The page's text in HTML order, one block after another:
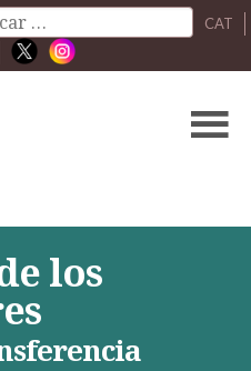
CAT
los